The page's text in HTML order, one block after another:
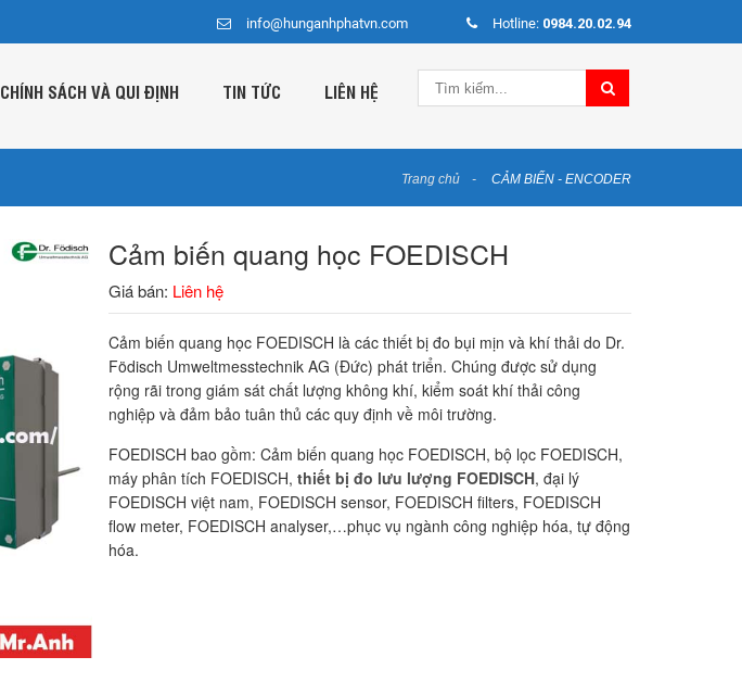
info@hunganhphatvn.com Hotline: 0984.20.02.94
CHÍNH SÁCH VÀ QUI ĐỊNH TIN TỨC LIÊN HỆ
Trang chủ CẢM BIẾN - ENCODER
Cảm biến quang học FOEDISCH
Giá bán: Liên hệ
Cảm biến quang học FOEDISCH là các thiết bị đo bụi mịn và khí thải do Dr.
Födisch Umweltmesstechnik AG (Đức) phát triển. Chúng được sử dụng
rộng rãi trong giám sát chất lượng không khí, kiểm soát khí thải công
nghiệp và đảm bảo tuân thủ các quy định về môi trường.
FOEDISCH bao gồm: Cảm biến quang học FOEDISCH, bộ lọc FOEDISCH,
máy phân tích FOEDISCH,thiết bị đo lưu lượng FOEDISCH, đại lý
FOEDISCH việt nam, FOEDISCH sensor, FOEDISCH filters, FOEDISCH
flow meter, FOEDISCH analyser,…phục vụ ngành công nghiệp hóa, tự động
hóa.